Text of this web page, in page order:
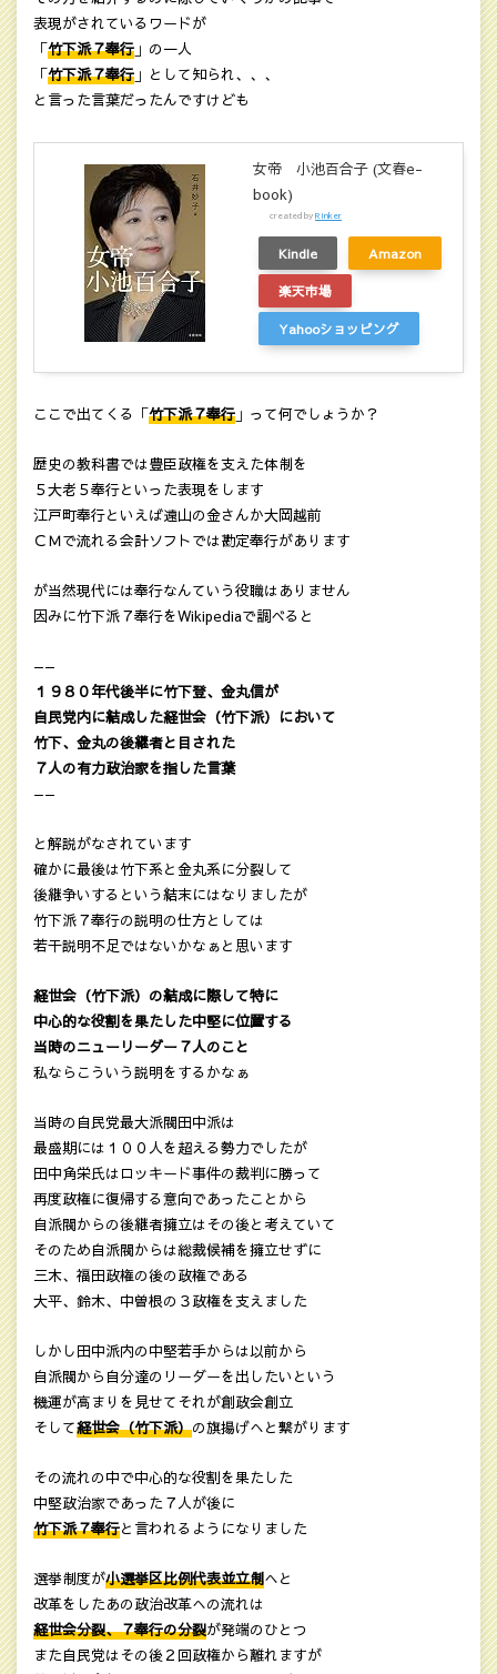
表現がされているワードが
「竹下派７奉行 」の一人
「竹下派７奉行 」として知られ、、、
と言った言葉だったんですけども
女帝 小池百合子 (文春e-
book)
created byRinker
Kindle Amazon
楽天市場
Yahooショッピング
ここで出てくる「竹下派７奉行 」って何でしょうか？
歴史の教科書では豊臣政権を支えた体制を
５大老５奉行といった表現をします
江戸町奉行といえば遠山の金さんか大岡越前
ＣＭで流れる会計ソフトでは勘定奉行があります
が当然現代には奉行なんていう役職はありません
因みに竹下派７奉行をWikipediaで調べると
——
１９８０年代後半に竹下登、金丸信が
自民党内に結成した経世会（竹下派）において
竹下、金丸の後継者と目された
７人の有力政治家を指した言葉
——
と解説がなされています
確かに最後は竹下系と金丸系に分裂して
後継争いするという結末にはなりましたが
竹下派７奉行の説明の仕方としては
若干説明不足ではないかなぁと思います
経世会（竹下派）の結成に際して特に
中心的な役割を果たした中堅に位置する
当時のニューリーダー７人のこと
私ならこういう説明をするかなぁ
当時の自民党最大派閥田中派は
最盛期には１００人を超える勢力でしたが
田中角栄氏はロッキード事件の裁判に勝って
再度政権に復帰する意向であったことから
自派閥からの後継者擁立はその後と考えていて
そのため自派閥からは総裁候補を擁立せずに
三木、福田政権の後の政権である
大平、鈴木、中曽根の３政権を支えました
しかし田中派内の中堅若手からは以前から
自派閥から自分達のリーダーを出したいという
機運が高まりを見せてそれが創政会創立
そして経世会（竹下派）の旗揚げへと繋がります
その流れの中で中心的な役割を果たした
中堅政治家であった７人が後に
竹下派７奉行と言われるようになりました
選挙制度が小選挙区比例代表並立制へと
改革をしたあの政治改革への流れは
経世会分裂、７奉行の分裂が発端のひとつ
また自民党はその後２回政権から離れますが